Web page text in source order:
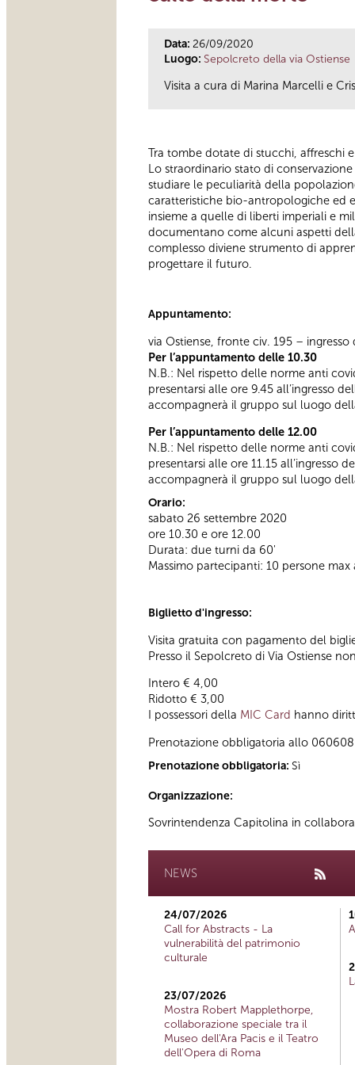
Data: 26/09/2020
Luogo: Sepolcreto della via Ostiense
Visita a cura di Marina Marcelli e
Tra tombe dotate di stucchi, affreschi
Lo straordinario stato di
studiare le peculiarità della
caratteristiche bio-antropologiche ed
insieme a quelle di liberti imperiali e
documentano come alcuni aspetti
complesso diviene strumento di
progettare il futuro.
Appuntamento:
via Ostiense, fronte civ. 195 – ingresso
Per l’appuntamento delle 10.30
N.B.: Nel rispetto delle norme anti
presentarsi alle ore 9.45 all’ingresso
accompagnerà il gruppo sul luogo
Per l’appuntamento delle 12.00
N.B.: Nel rispetto delle norme anti
presentarsi alle ore 11.15 all’ingresso
accompagnerà il gruppo sul luogo
Orario:
sabato 26 settembre 2020
ore 10.30 e ore 12.00
Durata: due turni da 60'
Massimo partecipanti: 10 persone
Biglietto d'ingresso:
Visita gratuita con pagamento del
Presso il Sepolcreto di Via Ostiense
Intero € 4,00
Ridotto € 3,00
I possessori della MIC Card hanno
Prenotazione obbligatoria allo
Prenotazione obbligatoria: Sì
Organizzazione:
Sovrintendenza Capitolina in
NEWS
24/07/2026
Call for Abstracts - La
vulnerabilità del patrimonio
culturale
23/07/2026
Mostra Robert Mapplethorpe,
collaborazione speciale tra il
Museo dell'Ara Pacis e il Teatro
dell'Opera di Roma